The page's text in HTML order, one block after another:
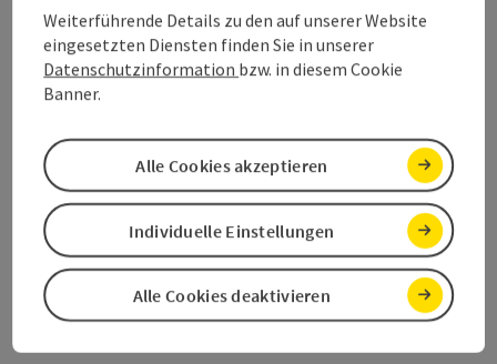
Kontakt
Allgemeine Informationen
Zimmer / Ferienwohnungen
Ausstattung
Weiterführende Details zu den auf unserer Website
eingesetzten Diensten finden Sie in unserer
Datenschutzinformation bzw. in diesem Cookie
Banner.
Alle Cookies deaktivieren
Individuelle Einstellungen
Alle Cookies akzeptieren